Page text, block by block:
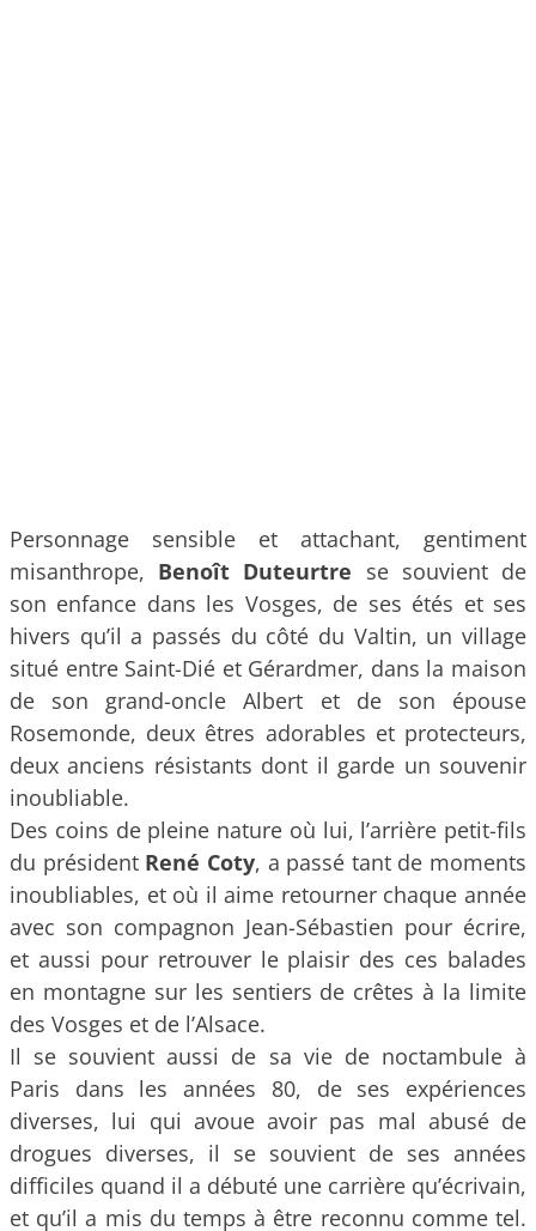
Personnage sensible et attachant, gentiment
misanthrope, Benoît Duteurtre se souvient de
son enfance dans les Vosges, de ses étés et ses
hivers qu’il a passés du côté du Valtin, un village
situé entre Saint-Dié et Gérardmer, dans la maison
de son grand-oncle Albert et de son épouse
Rosemonde, deux êtres adorables et protecteurs,
deux anciens résistants dont il garde un souvenir
inoubliable.
Des coins de pleine nature où lui, l’arrière petit-fils
du président René Coty, a passé tant de moments
inoubliables, et où il aime retourner chaque année
avec son compagnon Jean-Sébastien pour écrire,
et aussi pour retrouver le plaisir des ces balades
en montagne sur les sentiers de crêtes à la limite
des Vosges et de l’Alsace.
Il se souvient aussi de sa vie de noctambule à
Paris dans les années 80, de ses expériences
diverses, lui qui avoue avoir pas mal abusé de
drogues diverses, il se souvient de ses années
difficiles quand il a débuté une carrière qu’écrivain,
et qu’il a mis du temps à être reconnu comme tel.